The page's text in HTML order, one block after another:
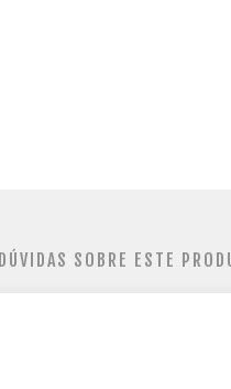
DÚVIDAS SOBRE ESTE